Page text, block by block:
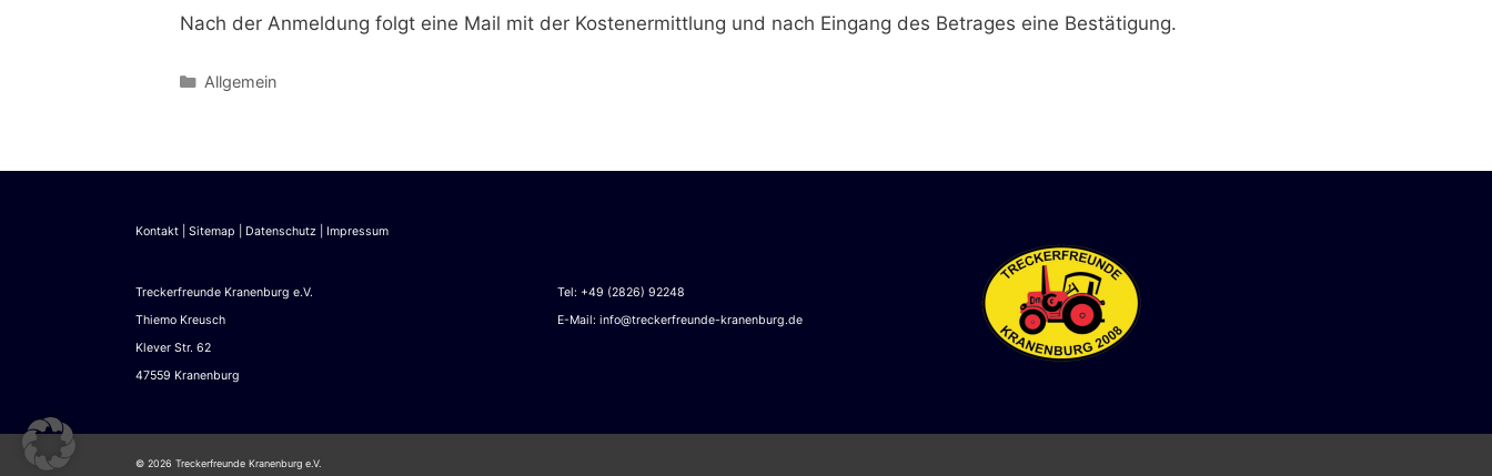
Nach der Anmeldung folgt eine Mail mit der Kostenermittlung und nach Eingang des Betrages eine Bestätigung.
Kategorien
Allgemein
Kontakt Sitemap Datenschutz Impressum
Treckerfreunde Kranenburg e.V.
Thiemo Kreusch
Klever Str. 62
47559 Kranenburg
Tel: +49 (2826) 92248
E-Mail: info@treckerfreunde-kranenburg.de
© 2026 Treckerfreunde Kranenburg e.V.